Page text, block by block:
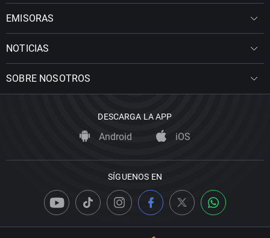
EMISORAS
NOTICIAS
SOBRE NOSOTROS
DESCARGA LA APP
Android iOS
SÍGUENOS EN